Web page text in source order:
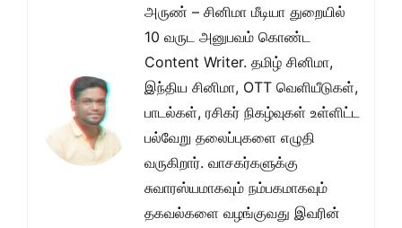
அருண் – சினிமா மீடியா துறையில்
10 வருட அனுபவம் கொண்ட
Content Writer. தமிழ் சினிமா,
இந்திய சினிமா, OTT வெளியீடுகள்,
பாடல்கள், ரசிகர் நிகழ்வுகள் உள்ளிட்ட
பல்வேறு தலைப்புகளை எழுதி
வருகிறார். வாசகர்களுக்கு
சுவாரஸ்யமாகவும் நம்பகமாகவும்
தகவல்களை வழங்குவது இவரின்